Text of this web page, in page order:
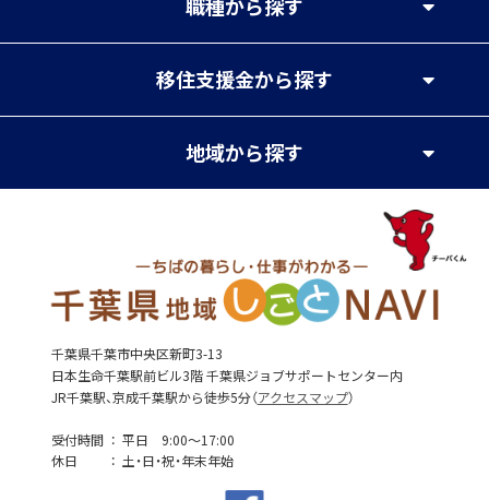
職種から探す
移住支援金から探す
地域から探す
千葉県千葉市中央区新町3-13
日本生命千葉駅前ビル3階 千葉県ジョブサポートセンター内
JR千葉駅、京成千葉駅から徒歩5分（アクセスマップ）
受付時間
平日 9:00～17:00
休日
土・日・祝・年末年始